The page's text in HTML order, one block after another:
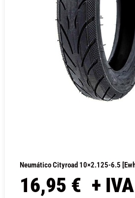
Neumático Cityroad 10×2.125-6.5
16,95 € + IVA